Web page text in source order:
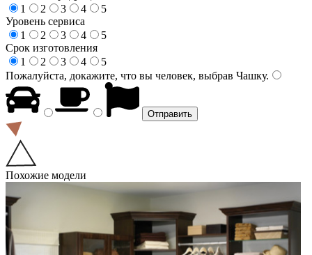
1
2 3 4
5
Уровень сервиса
1
2 3 4
5
Срок изготовления
1
2 3 4
5
Пожалуйста, докажите, что вы человек, выбрав Чашку.
Похожие модели